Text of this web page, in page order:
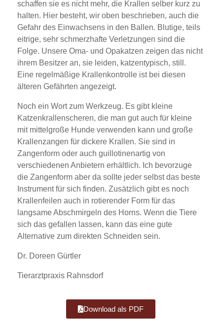
schaffen sie es nicht mehr, die Krallen selber kurz zu
halten. Hier besteht, wir oben beschrieben, auch die
Gefahr des Einwachsens in den Ballen. Blutige, teils
eitrige, sehr schmerzhafte Verletzungen sind die
Folge. Unsere Oma- und Opakatzen zeigen das nicht
ihrem Besitzer an, sie leiden, katzentypisch, still.
Eine regelmäßige Krallenkontrolle ist bei diesen
älteren Gefährten angezeigt.
Noch ein Wort zum Werkzeug. Es gibt kleine
Katzenkrallenscheren, die man gut auch für kleine
mit mittelgroße Hunde verwenden kann und große
Krallenzangen für dickere Krallen. Sie sind in
Zangenform oder auch guillotinenartig von
verschiedenen Anbietern erhältlich. Ich bevorzuge
die Zangenform aber da sollte jeder selbst das beste
Instrument für sich finden. Zusätzlich gibt es noch
Krallenfeilen auch in rotierender Form für das
langsame Abschmirgeln des Horns. Wenn die Tiere
sich das gefallen lassen, kann das eine gute
Alternative zum direkten Schneiden sein.
Dr. Doreen Gürtler
Tierarztpraxis Rahnsdorf
Download als PDF